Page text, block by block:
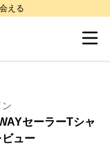
える
セーラーTシャ
ュー